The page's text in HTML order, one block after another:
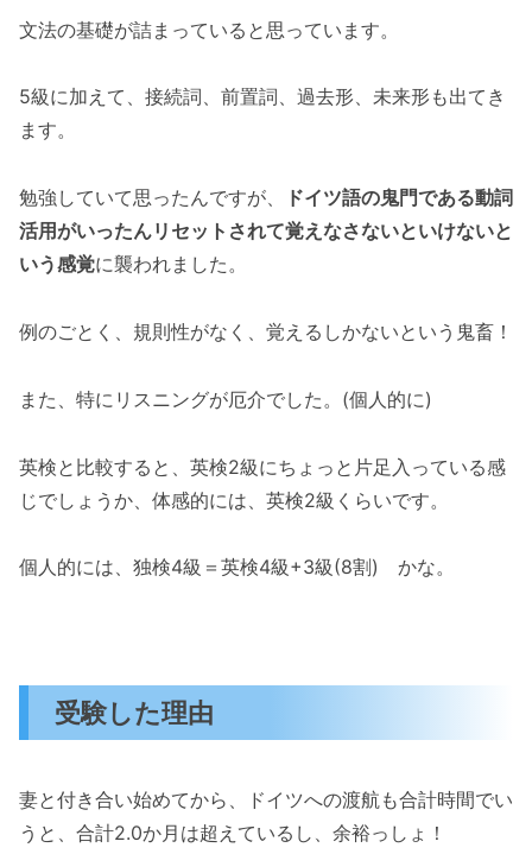
文法の基礎が詰まっていると思っています。
5級に加えて、接続詞、前置詞、過去形、未来形も出てき
ます。
勉強していて思ったんですが、
ドイツ語の鬼門である動詞
活用がいったんリセットされて覚えなさないといけないと
いう感覚に襲われました。
例のごとく、規則性がなく、覚えるしかないという鬼畜！
また、特にリスニングが厄介でした。(個人的に)
英検と比較すると、英検2級にちょっと片足入っている感
じでしょうか、体感的には、英検2級くらいです。
個人的には、独検4級＝英検4級+3級(8割) かな。
受験した理由
妻と付き合い始めてから、ドイツへの渡航も合計時間でい
うと、合計2.0か月は超えているし、余裕っしょ！